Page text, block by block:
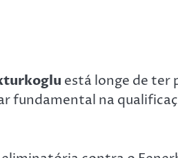
está longe de ter
fundamental na